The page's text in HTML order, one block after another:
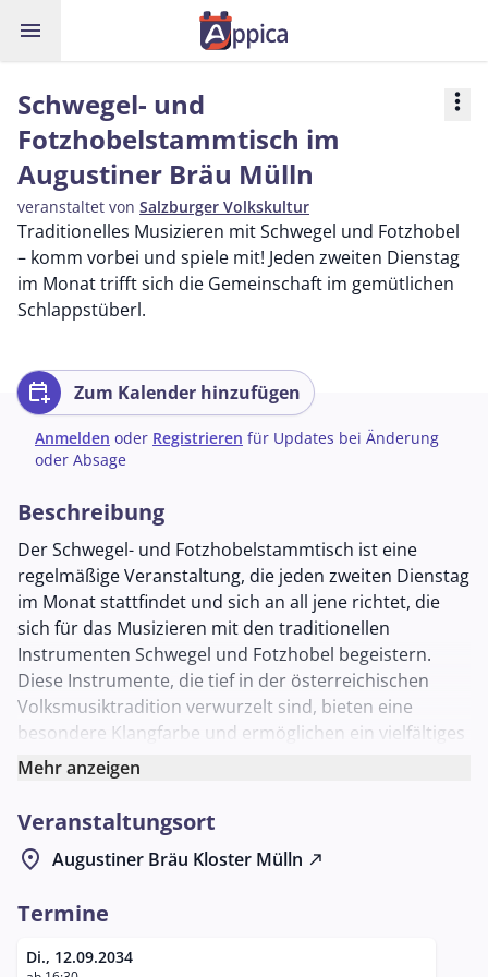
menu
Schwegel- und
Fotzhobelstammtisch im
Augustiner Bräu Mülln
veranstaltet von Salzburger Volkskultur
more_vert
Traditionelles Musizieren mit Schwegel und Fotzhobel
– komm vorbei und spiele mit! Jeden zweiten Dienstag
im Monat trifft sich die Gemeinschaft im gemütlichen
Schlappstüberl.
calendar_add_on Zum Kalender hinzufügen
Anmelden oder Registrieren für Updates bei Änderung
oder Absage
Beschreibung
Der Schwegel- und Fotzhobelstammtisch ist eine
regelmäßige Veranstaltung, die jeden zweiten Dienstag
im Monat stattfindet und sich an all jene richtet, die
sich für das Musizieren mit den traditionellen
Instrumenten Schwegel und Fotzhobel begeistern.
Diese Instrumente, die tief in der österreichischen
Volksmusiktradition verwurzelt sind, bieten eine
besondere Klangfarbe und ermöglichen ein vielfältiges
musikalisches Erleben.
bekanntesten Brauhäuser Salzburgs, wird die
Veranstaltung in der stimmungsvollen Umgebung des
Schlappstüberls abgehalten. Hier können
präsentieren, gemeinsam musizieren und sich über
musikalische Themen austauschen. Der Stammtisch
Mehr anzeigen
Veranstaltungsort
location_on Augustiner Bräu Kloster Mülln north_east
Termine
Di., 12.09.2034